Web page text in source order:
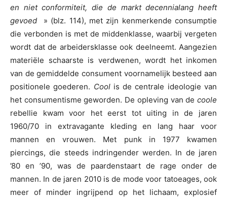
en niet conformiteit, die de markt decennialang heeft
gevoed
» (blz. 114), met zijn kenmerkende consumptie
die verbonden is met de middenklasse, waarbij vergeten
wordt dat de arbeidersklasse ook deelneemt. Aangezien
materiële schaarste is verdwenen, wordt het inkomen
van de gemiddelde consument voornamelijk besteed aan
positionele goederen. Cool is de centrale ideologie van
het consumentisme geworden. De opleving van de coole
rebellie kwam voor het eerst tot uiting in de jaren
1960/70 in extravagante kleding en lang haar voor
mannen en vrouwen. Met punk in 1977 kwamen
piercings, die steeds indringender werden. In de jaren
’80 en ’90, was de paardenstaart de rage onder de
mannen. In de jaren 2010 is de mode voor tatoeages, ook
meer of minder ingrijpend op het lichaam, explosief